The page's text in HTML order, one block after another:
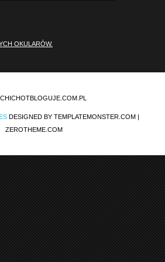
OKULARÓW.
DESIGNED BY TEMPLATEMONSTER.COM |
ZEROTHEME.COM